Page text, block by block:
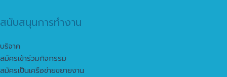
สนับสนุนการทำงาน
บริจาค
สมัครเข้าร่วมกิจกรรม
สมัครเป็นเครือข่ายขยายงาน